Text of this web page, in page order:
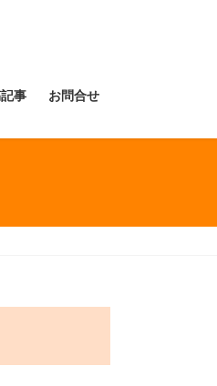
事 お問合せ